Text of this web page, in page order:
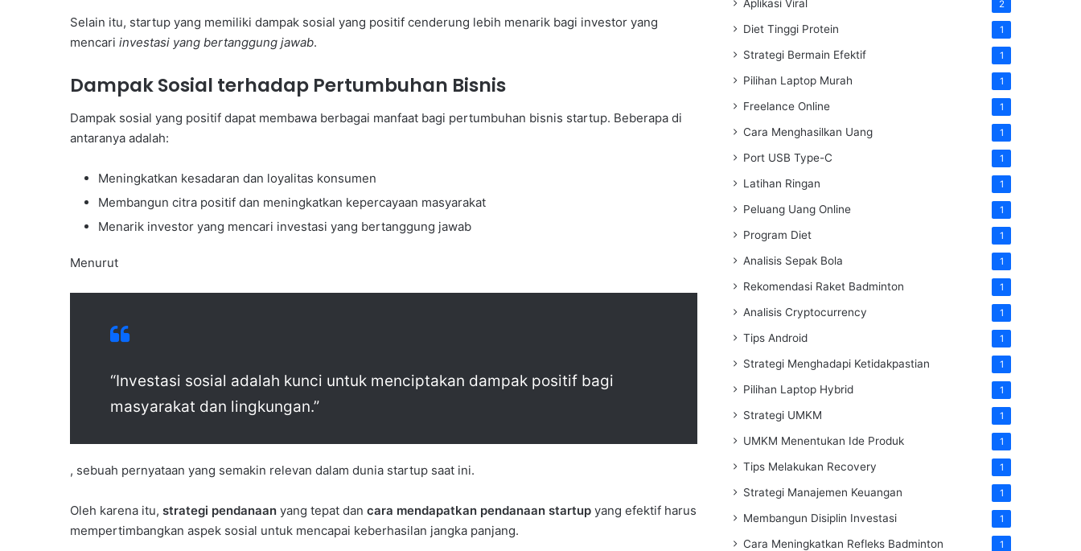
Selain itu, startup yang memiliki dampak sosial yang positif cenderung lebih menarik bagi investor yang
mencari investasi yang bertanggung jawab.
Dampak Sosial terhadap Pertumbuhan Bisnis
Dampak sosial yang positif dapat membawa berbagai manfaat bagi pertumbuhan bisnis startup. Beberapa di
antaranya adalah:
Meningkatkan kesadaran dan loyalitas konsumen
Membangun citra positif dan meningkatkan kepercayaan masyarakat
Menarik investor yang mencari investasi yang bertanggung jawab
Menurut
“Investasi sosial adalah kunci untuk menciptakan dampak positif bagi
masyarakat dan lingkungan.”
, sebuah pernyataan yang semakin relevan dalam dunia startup saat ini.
Oleh karena itu, strategi pendanaan yang tepat dan cara mendapatkan pendanaan startup yang efektif harus
mempertimbangkan aspek sosial untuk mencapai keberhasilan jangka panjang.
Aplikasi Viral 2
Diet Tinggi Protein 1
Strategi Bermain Efektif 1
Pilihan Laptop Murah 1
Freelance Online 1
Cara Menghasilkan Uang 1
Port USB Type-C 1
Latihan Ringan 1
Peluang Uang Online 1
Program Diet 1
Analisis Sepak Bola 1
Rekomendasi Raket Badminton 1
Analisis Cryptocurrency 1
Tips Android 1
Strategi Menghadapi Ketidakpastian 1
Pilihan Laptop Hybrid 1
Strategi UMKM 1
UMKM Menentukan Ide Produk 1
Tips Melakukan Recovery 1
Strategi Manajemen Keuangan 1
Membangun Disiplin Investasi 1
Cara Meningkatkan Refleks Badminton 1